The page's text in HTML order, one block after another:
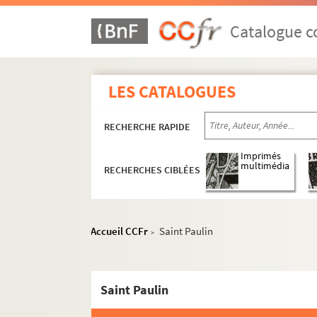
Catalogue
LES CATALOGUES
RECHERCHE RAPIDE
RECHERCHES CIBLÉES
Imprimés
multimédia
Accueil CCFr > Saint Paulin
Saint Paulin